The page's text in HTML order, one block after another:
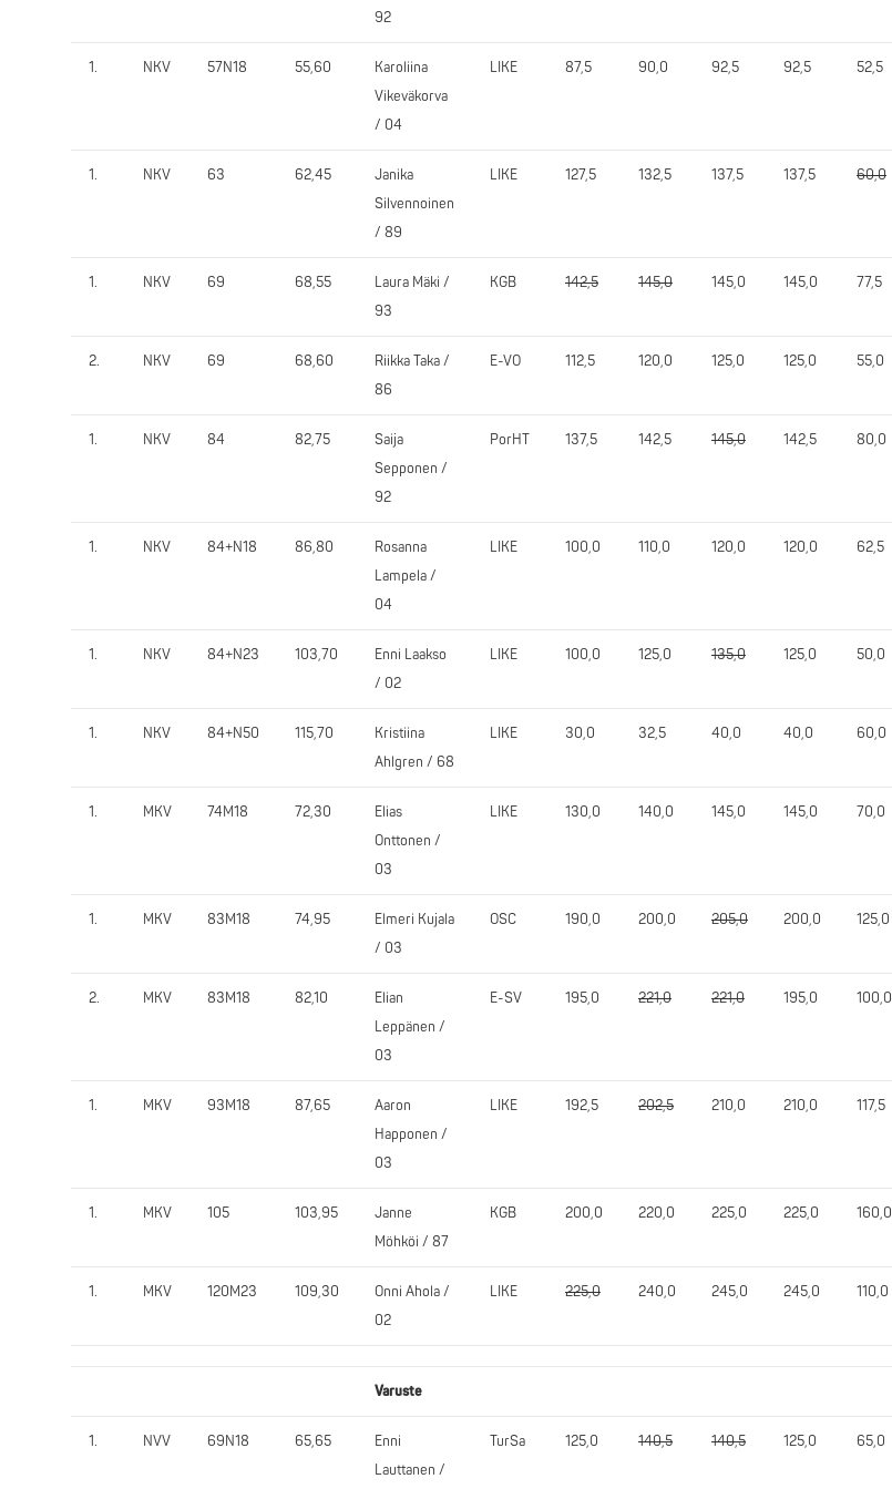
92
1. NKV 57N18 55,60
Karoliina
Vikeväkorva
/ 04
LIKE 87,5 90,0 92,5 92,5 52,5
1. NKV 63 62,45
Janika
Silvennoinen
/ 89
LIKE 127,5 132,5 137,5 137,5 60,0
1. NKV 69 68,55
Laura Mäki /
93
KGB 142,5 145,0 145,0 145,0 77,5
2. NKV 69 68,60
Riikka Taka /
86
E-VO 112,5 120,0 125,0 125,0 55,0
1. NKV 84 82,75
Saija
Sepponen /
92
PorHT 137,5 142,5 145,0 142,5 80,0
1. NKV 84+N18 86,80
Rosanna
Lampela /
04
LIKE 100,0 110,0 120,0 120,0 62,5
1. NKV 84+N23 103,70
Enni Laakso
/ 02
LIKE 100,0 125,0 135,0 125,0 50,0
1. NKV 84+N50 115,70
Kristiina
Ahlgren / 68
LIKE 30,0 32,5 40,0 40,0 60,0
1. MKV 74M18 72,30
Elias
Onttonen /
03
LIKE 130,0 140,0 145,0 145,0 70,0
1. MKV 83M18 74,95
Elmeri Kujala
/ 03
OSC 190,0 200,0 205,0 200,0 125,0
2. MKV 83M18 82,10
Elian
Leppänen /
03
E-SV 195,0 221,0 221,0 195,0 100,0
1. MKV 93M18 87,65
Aaron
Happonen /
03
LIKE 192,5 202,5 210,0 210,0 117,5
1. MKV 105 103,95
Janne
Möhköi / 87
KGB 200,0 220,0 225,0 225,0 160,0
1. MKV 120M23 109,30
Onni Ahola /
02
LIKE 225,0 240,0 245,0 245,0 110,0
Varuste
1. NVV 69N18 65,65
Enni
Lauttanen /
TurSa 125,0 140,5 140,5 125,0 65,0